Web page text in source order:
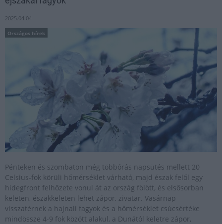
2025.04.04
Országos hírek
Pénteken és szombaton még többórás napsütés mellett 20
Celsius-fok körüli hőmérséklet várható, majd észak felől egy
hidegfront felhőzete vonul át az ország fölött, és elsősorban
keleten, északkeleten lehet zápor, zivatar. Vasárnap
visszatérnek a hajnali fagyok és a hőmérséklet csúcsértéke
mindössze 4-9 fok között alakul, a Dunától keletre zápor,